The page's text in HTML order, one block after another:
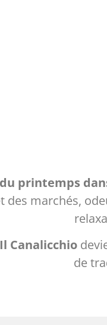
printemps
des marchés,
Canalicchio
de